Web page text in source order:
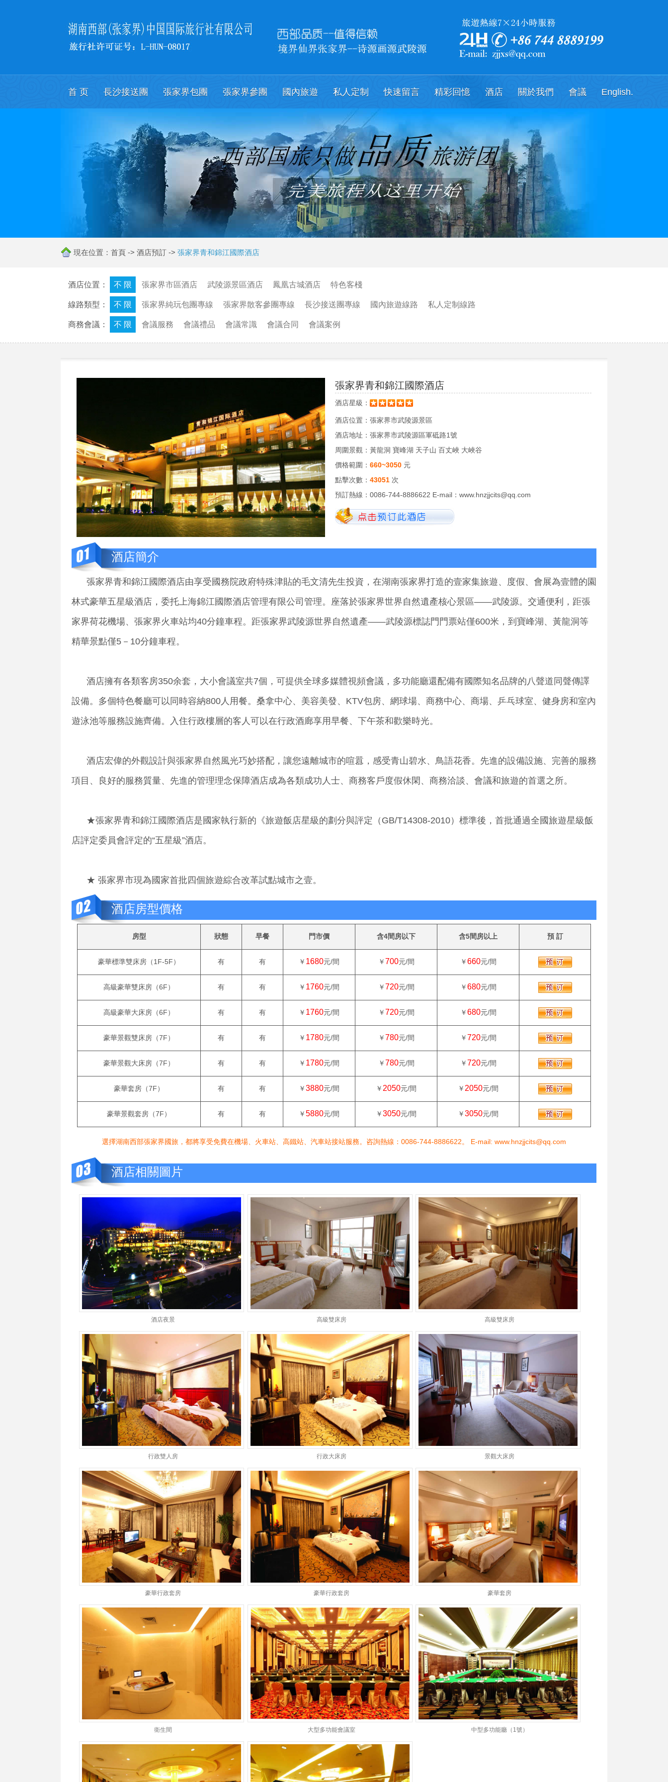
首 页 長沙接送團 張家界包團 張家界參團 國內旅遊 私人定制 快速留言 精彩回憶 酒店 關於我們 會議 English.
現在位置： 首頁 -> 酒店預訂 -> 張家界青和錦江國際酒店
酒店位置： 不 限 張家界市區酒店 武陵源景區酒店 鳳凰古城酒店 特色客棧
線路類型： 不 限 張家界純玩包團專線 張家界散客參團專線 長沙接送團專線 國內旅遊線路 私人定制線路
商務會議： 不 限 會議服務 會議禮品 會議常識 會議合同 會議案例
張家界青和錦江國際酒店
酒店星級：
酒店位置： 張家界市武陵源景區
酒店地址： 張家界市武陵源區軍砥路1號
周圍景觀： 黃龍洞 寶峰湖 天子山 百丈峽 大峽谷
價格範圍： 660~3050 元
點擊次數： 43051 次
預訂熱線： 0086-744-8886622 E-mail：www.hnzjjcits@qq.com
酒店簡介
張家界青和錦江國際酒店由享受國務院政府特殊津貼的毛文清先生投資，在湖南張家界打造的壹家集旅遊、度假、會展為壹體的園
林式豪華五星級酒店，委托上海錦江國際酒店管理有限公司管理。座落於張家界世界自然遺產核心景區——武陵源。交通便利，距張
家界荷花機場、張家界火車站均40分鐘車程。距張家界武陵源世界自然遺產——武陵源標誌門門票站僅600米，到寶峰湖、黃龍洞等
精華景點僅5－10分鐘車程。
酒店擁有各類客房350余套，大小會議室共7個，可提供全球多媒體視頻會議，多功能廳還配備有國際知名品牌的八聲道同聲傳譯
設備。多個特色餐廳可以同時容納800人用餐。桑拿中心、美容美發、KTV包房、網球場、商務中心、商場、乒乓球室、健身房和室內
遊泳池等服務設施齊備。入住行政樓層的客人可以在行政酒廊享用早餐、下午茶和歡樂時光。
酒店宏偉的外觀設計與張家界自然風光巧妙搭配，讓您遠離城市的喧囂，感受青山碧水、鳥語花香。先進的設備設施、完善的服務
項目、良好的服務質量、先進的管理理念保障酒店成為各類成功人士、商務客戶度假休閑、商務洽談、會議和旅遊的首選之所。
★張家界青和錦江國際酒店是國家執行新的《旅遊飯店星級的劃分與評定（GB/T14308-2010）標準後，首批通過全國旅遊星級飯
店評定委員會評定的“五星級”酒店。
★ 張家界市現為國家首批四個旅遊綜合改革試點城市之壹。
酒店房型價格
房型 狀態 早餐 門市價 含4間房以下 含5間房以上 預 訂
豪華標準雙床房（1F-5F） 有 有 ￥ 1680元/間 ￥700元/間 ￥660元/間
高級豪華雙床房（6F） 有 有 ￥ 1760元/間 ￥720元/間 ￥680元/間
高級豪華大床房（6F） 有 有 ￥ 1760元/間 ￥720元/間 ￥680元/間
豪華景觀雙床房（7F） 有 有 ￥ 1780元/間 ￥780元/間 ￥720元/間
豪華景觀大床房（7F） 有 有 ￥ 1780元/間 ￥780元/間 ￥720元/間
豪華套房（7F） 有 有 ￥3880元/間 ￥ 2050元/間 ￥ 2050元/間
豪華景觀套房（7F） 有 有 ￥5880元/間 ￥3050元/間 ￥3050元/間
選擇湖南西部張家界國旅，都將享受免費在機場、火車站、高鐵站、汽車站接站服務。咨詢熱線：0086-744-8886622。 E-mail: www.hnzjjcits@qq.com
酒店相關圖片
酒店夜景 高級雙床房 高級雙床房
行政雙人房 行政大床房 景觀大床房
豪華行政套房 豪華行政套房 豪華套房
衛生間 大型多功能會議室 中型多功能廳（1號）